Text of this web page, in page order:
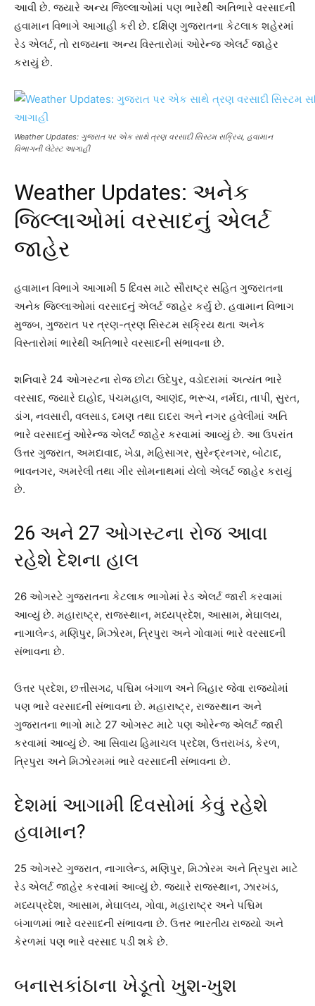
આવી છે. જ્યારે અન્ય જિલ્લાઓમાં પણ ભારેથી અતિભારે વરસાદની
હવામાન વિભાગે આગાહી કરી છે. દક્ષિણ ગુજરાતના કેટલાક શહેરમાં
રેડ એલર્ટ, તો રાજ્યના અન્ય વિસ્તારોમાં ઓરેન્જ એલર્ટ જાહેર
કરાયું છે.
Weather Updates: ગુજરાત પર એક સાથે ત્રણ વરસાદી સિસ્ટમ સક્રિય, હવામાન
વિભાગની લેટેસ્ટ આગાહી
Weather Updates: અનેક
જિલ્લાઓમાં વરસાદનું એલર્ટ
જાહેર
હવામાન વિભાગે આગામી 5 દિવસ માટે સૌરાષ્ટ્ર સહિત ગુજરાતના
અનેક જિલ્લાઓમાં વરસાદનું એલર્ટ જાહેર કર્યું છે. હવામાન વિભાગ
મુજબ, ગુજરાત પર ત્રણ-ત્રણ સિસ્ટમ સક્રિય થતા અનેક
વિસ્તારોમાં ભારેથી અતિભારે વરસાદની સંભાવના છે.
શનિવારે 24 ઓગસ્ટના રોજ છોટા ઉદેપુર, વડોદરામાં અત્યંત ભારે
વરસાદ, જ્યારે દાહોદ, પંચમહાલ, આણંદ, ભરૂચ, નર્મદા, તાપી, સુરત,
ડાંગ, નવસારી, વલસાડ, દમણ તથા દાદરા અને નગર હવેલીમાં અતિ
ભારે વરસાદનું ઓરેન્જ એલર્ટ જાહેર કરવામાં આવ્યું છે. આ ઉપરાંત
ઉત્તર ગુજરાત, અમદાવાદ, ખેડા, મહિસાગર, સુરેન્દ્રનગર, બોટાદ,
ભાવનગર, અમરેલી તથા ગીર સોમનાથમાં યેલો એલર્ટ જાહેર કરાયું
છે.
26 અને 27 ઓગસ્ટના રોજ આવા
રહેશે દેશના હાલ
26 ઓગસ્ટે ગુજરાતના કેટલાક ભાગોમાં રેડ એલર્ટ જારી કરવામાં
આવ્યું છે. મહારાષ્ટ્ર, રાજસ્થાન, મધ્યપ્રદેશ, આસામ, મેઘાલય,
નાગાલેન્ડ, મણિપુર, મિઝોરમ, ત્રિપુરા અને ગોવામાં ભારે વરસાદની
સંભાવના છે.
ઉત્તર પ્રદેશ, છત્તીસગઢ, પશ્ચિમ બંગાળ અને બિહાર જેવા રાજ્યોમાં
પણ ભારે વરસાદની સંભાવના છે. મહારાષ્ટ્ર, રાજસ્થાન અને
ગુજરાતના ભાગો માટે 27 ઓગસ્ટ માટે પણ ઓરેન્જ એલર્ટ જારી
કરવામાં આવ્યું છે. આ સિવાય હિમાચલ પ્રદેશ, ઉત્તરાખંડ, કેરળ,
ત્રિપુરા અને મિઝોરમમાં ભારે વરસાદની સંભાવના છે.
દેશમાં આગામી દિવસોમાં કેવું રહેશે
હવામાન?
25 ઓગસ્ટે ગુજરાત, નાગાલેન્ડ, મણિપુર, મિઝોરમ અને ત્રિપુરા માટે
રેડ એલર્ટ જાહેર કરવામાં આવ્યું છે. જ્યારે રાજસ્થાન, ઝારખંડ,
મધ્યપ્રદેશ, આસામ, મેઘાલય, ગોવા, મહારાષ્ટ્ર અને પશ્ચિમ
બંગાળમાં ભારે વરસાદની સંભાવના છે. ઉત્તર ભારતીય રાજ્યો અને
કેરળમાં પણ ભારે વરસાદ પડી શકે છે.
બનાસકાંઠાના ખેડૂતો ખુશ-ખુશ